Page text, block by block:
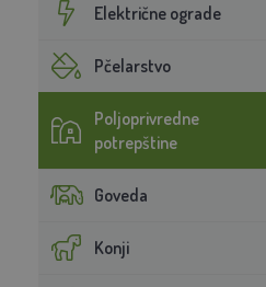
Električne ograde
Pčelarstvo
Poljoprivredne
potrepštine
Goveda
Konji